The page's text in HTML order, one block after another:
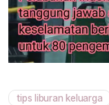
tips liburan keluarga